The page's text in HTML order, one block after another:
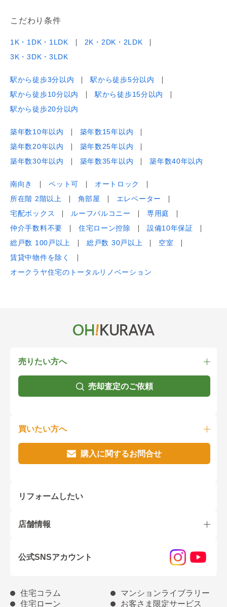
こだわり条件
1K・1DK・1LDK
2K・2DK・2LDK
3K・3DK・3LDK
駅から徒歩3分以内
駅から徒歩5分以内
駅から徒歩10分以内
駅から徒歩15分以内
駅から徒歩20分以内
築年数10年以内
築年数15年以内
築年数20年以内
築年数25年以内
築年数30年以内
築年数35年以内 築年数40年以内
南向き ペット可
オートロック
所在階 2階以上
角部屋
エレベーター
宅配ボックス
ルーフバルコニー
専用庭
仲介手数料不要
住宅ローン控除
設備10年保証
総戸数 100戸以上
総戸数 30戸以上
空室
賃貸中物件を除く
オークラヤ住宅のトータルリノベーション
売りたい方へ
売却査定のご依頼
買いたい方へ
購入に関するお問合せ
リフォームしたい
店舗情報
公式SNSアカウント
住宅コラム
マンションライブラリー
住宅ローン
お客さま限定サービス